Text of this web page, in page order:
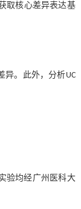
取核心差异表达基
异。此外，分析UC
验均经广州医科大